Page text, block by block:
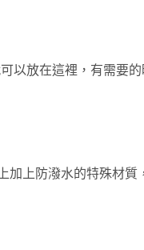
以放在這裡，有需要
加上防潑水的特殊材